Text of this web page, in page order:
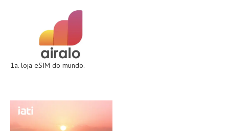
1a. loja eSIM do mundo.